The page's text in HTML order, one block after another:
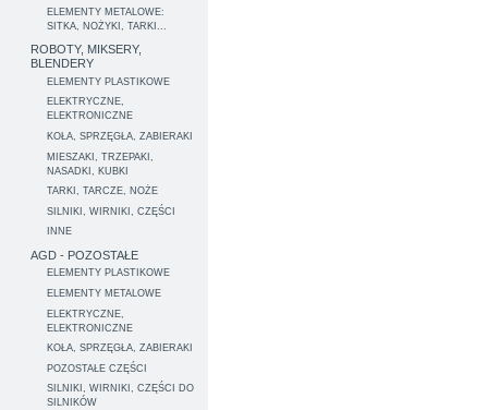
ELEMENTY METALOWE:
SITKA, NOŻYKI, TARKI...
ROBOTY, MIKSERY,
BLENDERY
ELEMENTY PLASTIKOWE
ELEKTRYCZNE,
ELEKTRONICZNE
KOŁA, SPRZĘGŁA, ZABIERAKI
MIESZAKI, TRZEPAKI,
NASADKI, KUBKI
TARKI, TARCZE, NOŻE
SILNIKI, WIRNIKI, CZĘŚCI
INNE
AGD - POZOSTAŁE
ELEMENTY PLASTIKOWE
ELEMENTY METALOWE
ELEKTRYCZNE,
ELEKTRONICZNE
KOŁA, SPRZĘGŁA, ZABIERAKI
POZOSTAŁE CZĘŚCI
SILNIKI, WIRNIKI, CZĘŚCI DO
SILNIKÓW